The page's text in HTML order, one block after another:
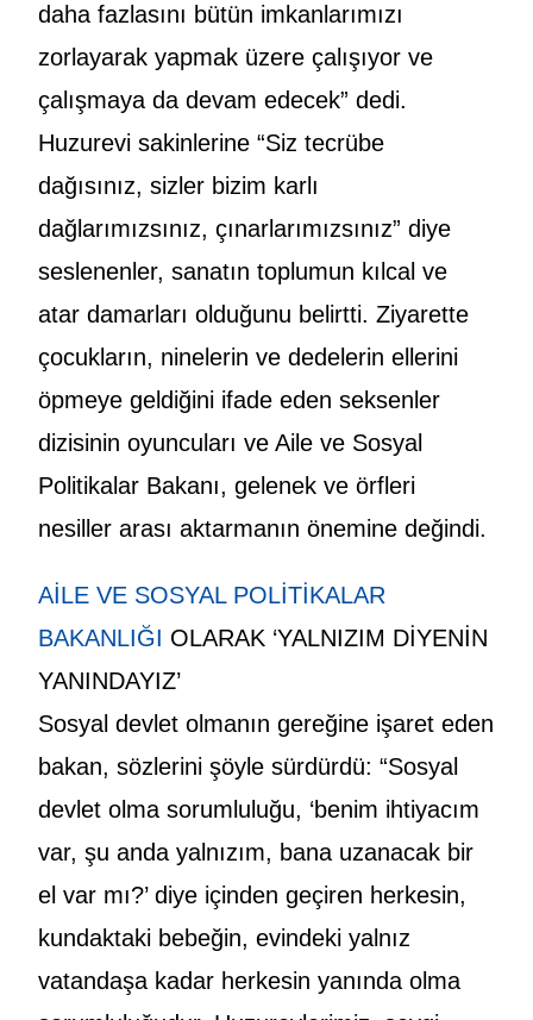
daha fazlasını bütün imkanlarımızı
zorlayarak yapmak üzere çalışıyor ve
çalışmaya da devam edecek” dedi.
Huzurevi sakinlerine “Siz tecrübe
dağısınız, sizler bizim karlı
dağlarımızsınız, çınarlarımızsınız” diye
seslenenler, sanatın toplumun kılcal ve
atar damarları olduğunu belirtti. Ziyarette
çocukların, ninelerin ve dedelerin ellerini
öpmeye geldiğini ifade eden seksenler
dizisinin oyuncuları ve Aile ve Sosyal
Politikalar Bakanı, gelenek ve örfleri
nesiller arası aktarmanın önemine değindi.
AİLE VE SOSYAL POLİTİKALAR
BAKANLIĞI OLARAK ‘YALNIZIM DİYENİN
YANINDAYIZ’
Sosyal devlet olmanın gereğine işaret eden
bakan, sözlerini şöyle sürdürdü: “Sosyal
devlet olma sorumluluğu, ‘benim ihtiyacım
var, şu anda yalnızım, bana uzanacak bir
el var mı?’ diye içinden geçiren herkesin,
kundaktaki bebeğin, evindeki yalnız
vatandaşa kadar herkesin yanında olma